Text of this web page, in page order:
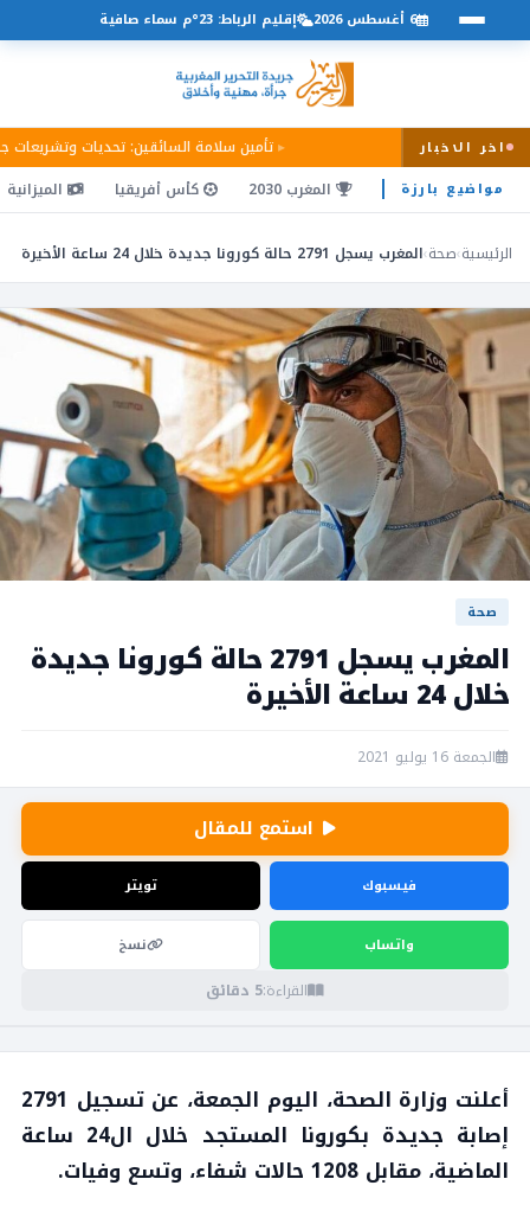
اخر الاخبار تأمين سلامة السائقين: تحديات وتشريعات
6 أغسطس 2026 إقليم الرباط: 23°م سماء صافية
مواضيع بارزة المغرب 2030 كأس أفريقيا الميزانية
الرئيسية›صحة›المغرب يسجل 2791 حالة كورونا جديدة خلال 24 ساعة الأخيرة
صحة
المغرب يسجل 2791 حالة كورونا جديدة
خلال 24 ساعة الأخيرة
الجمعة 16 يوليو 2021
استمع للمقال
فيسبوك تويتر
واتساب نسخ
القراءة:5 دقائق
أعلنت وزارة الصحة، اليوم الجمعة، عن تسجيل 2791
إصابة جديدة بكورونا المستجد خلال ال24 ساعة
الماضية، مقابل 1208 حالات شفاء، وتسع وفيات.